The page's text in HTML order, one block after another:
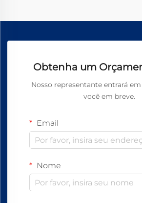
Obtenha um
Nosso representante entrará
você em breve.
Email
Nome